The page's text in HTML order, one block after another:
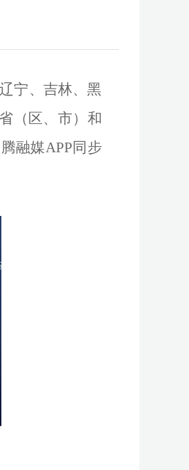
宁、吉林、黑
（区、市）和
融媒APP同步